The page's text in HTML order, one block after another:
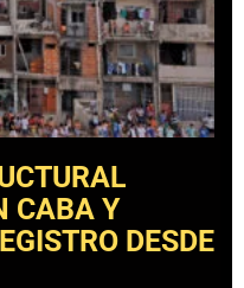
CABA Y
DESDE